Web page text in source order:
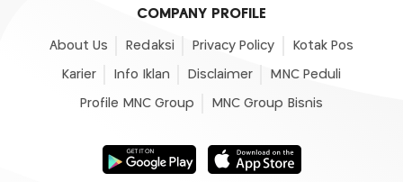
COMPANY PROFILE
About Us Redaksi Privacy Policy Kotak Pos
Karier Info Iklan Disclaimer MNC Peduli
Profile MNC Group MNC Group Bisnis